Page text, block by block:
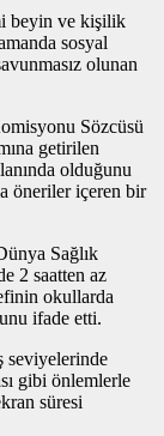
beyin ve kişilik
sosyal
olunan
Sözcüsü
getirilen
olduğunu
öneriler içeren bir
Sağlık
2 saatten az
okullarda
ifade etti.
seviyelerinde
gibi önlemlerle
süresi